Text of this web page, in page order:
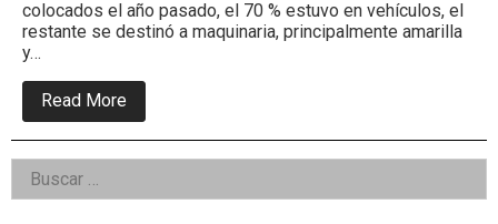
colocados el año pasado, el 70 % estuvo en vehículos, el
restante se destinó a maquinaria, principalmente amarilla
y…
Read More
Resiliencia
empresarial:
renting
Right
Asides
Buscar: